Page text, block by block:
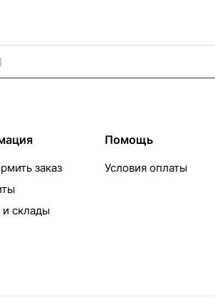
заказ
склады
Помощь
Условия оплаты